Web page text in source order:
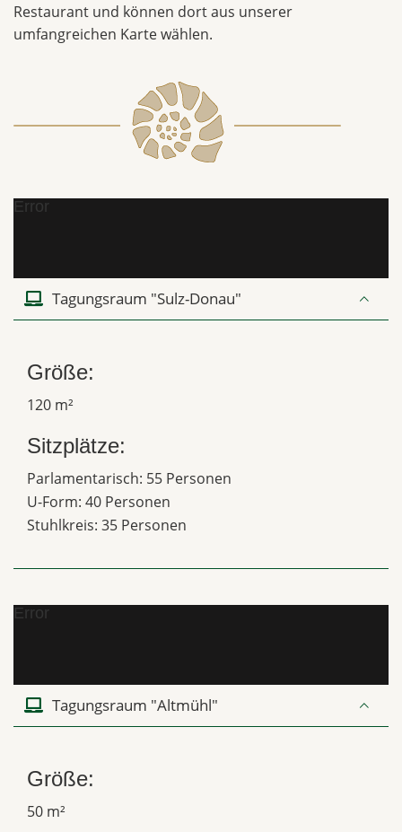
Restaurant und können dort aus unserer
umfangreichen Karte wählen.
Error
Tagungsraum "Sulz-Donau"
Größe:
120 m²
Sitzplätze:
Parlamentarisch: 55 Personen
U-Form: 40 Personen
Stuhlkreis: 35 Personen
Error
Tagungsraum "Altmühl"
Größe:
50 m²